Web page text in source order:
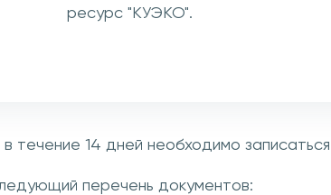
ресурс "КУЭКО".
14 дней необходимо
перечень документов: